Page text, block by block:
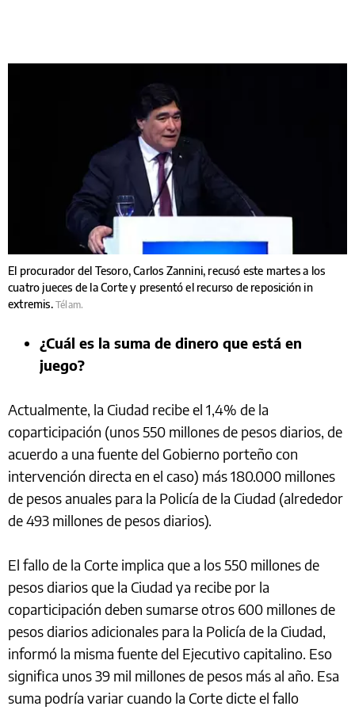
El procurador del Tesoro, Carlos Zannini, recusó este martes a los
cuatro jueces de la Corte y presentó el recurso de reposición in
extremis.Télam.
¿Cuál es la suma de dinero que está en
juego?
Actualmente, la Ciudad recibe el 1,4% de la
coparticipación (unos 550 millones de pesos diarios, de
acuerdo a una fuente del Gobierno porteño con
intervención directa en el caso) más 180.000 millones
de pesos anuales para la Policía de la Ciudad (alrededor
de 493 millones de pesos diarios).
El fallo de la Corte implica que a los 550 millones de
pesos diarios que la Ciudad ya recibe por la
coparticipación deben sumarse otros 600 millones de
pesos diarios adicionales para la Policía de la Ciudad,
informó la misma fuente del Ejecutivo capitalino. Eso
significa unos 39 mil millones de pesos más al año. Esa
suma podría variar cuando la Corte dicte el fallo